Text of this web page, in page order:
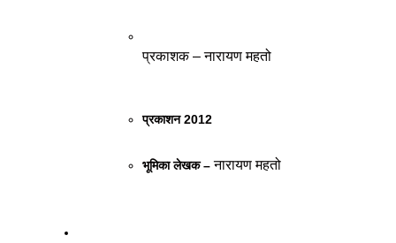
प्रकाशक – नारायण महतो
प्रकाशन 2012
भूमिका लेखक – नारायण महतो